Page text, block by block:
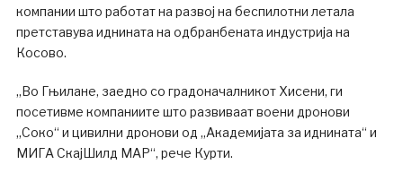
компании што работат на развој на беспилотни летала
претставува иднината на одбранбената индустрија на
Косово.
„Во Гњилане, заедно со градоначалникот Хисени, ги
посетивме компаниите што развиваат воени дронови
„Соко“ и цивилни дронови од „Академијата за иднината“ и
МИГА СкајШилд МАР“, рече Курти.